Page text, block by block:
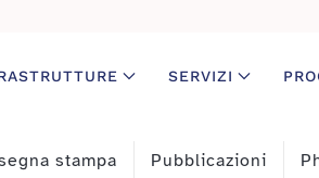
SERVIZI
stampa Pubblicazioni